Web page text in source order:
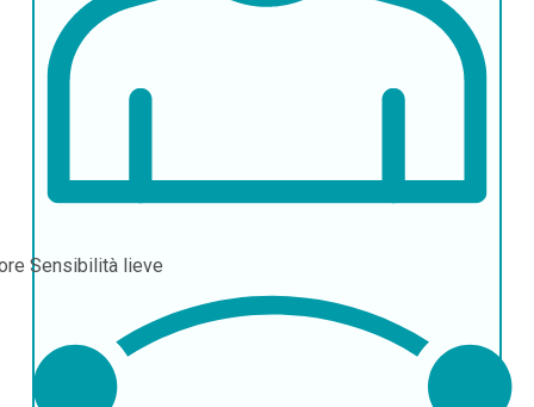
Sensibilità lieve